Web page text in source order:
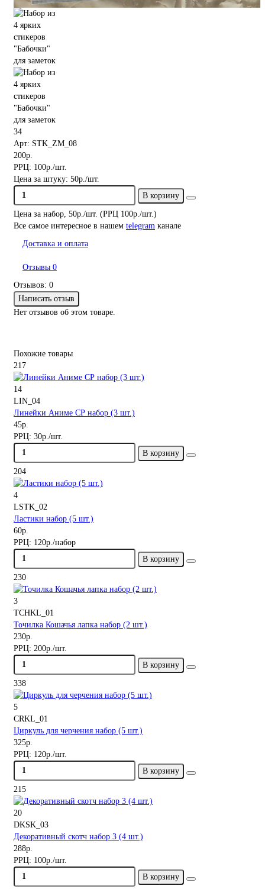
34
Арт: STK_ZM_08
200р.
РРЦ: 100р./шт.
Цена за штуку: 50р./шт.
В корзину
Цена за набор, 50р./шт. (РРЦ 100р./шт.)
Все самое интересное в нашем telegram канале
Доставка и оплата
Отзывы 0
Отзывов: 0
Написать отзыв
Нет отзывов об этом товаре.
Похожие товары
217
14
LIN_04
Линейки Аниме СР набор (3 шт.)
45р.
РРЦ: 30р./шт.
В корзину
204
4
LSTK_02
Ластики набор (5 шт.)
60р.
РРЦ: 120р./набор
В корзину
230
3
TCHKL_01
Точилка Кошачья лапка набор (2 шт.)
230р.
РРЦ: 200р./шт.
В корзину
338
5
CRKL_01
Циркуль для черчения набор (5 шт.)
325р.
РРЦ: 120р./шт.
В корзину
215
20
DKSK_03
Декоративный скотч набор 3 (4 шт.)
288р.
РРЦ: 100р./шт.
В корзину